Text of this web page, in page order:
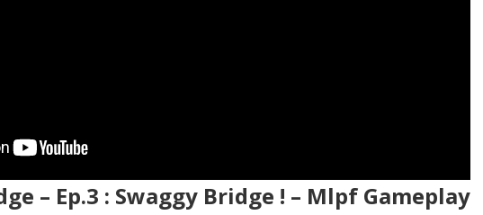
– Ep.3 : Swaggy Bridge ! – Mlpf Gameplay